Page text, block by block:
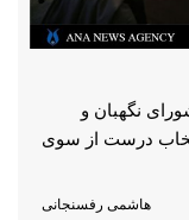
نگهبان و
درست از سوی
هاشمی رفسنجانی